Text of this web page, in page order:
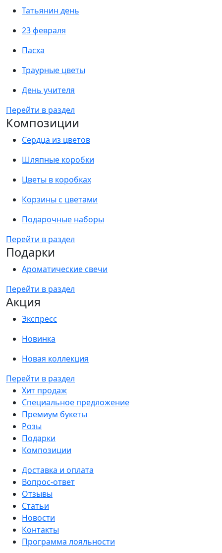
Татьянин день
23 февраля
Пасха
Траурные цветы
День учителя
Перейти в раздел
Композиции
Сердца из цветов
Шляпные коробки
Цветы в коробках
Корзины с цветами
Подарочные наборы
Перейти в раздел
Подарки
Ароматические свечи
Перейти в раздел
Акция
Экспресс
Новинка
Новая коллекция
Перейти в раздел
Хит продаж
Специальное предложение
Премиум букеты
Розы
Подарки
Композиции
Доставка и оплата
Вопрос-ответ
Отзывы
Статьи
Новости
Контакты
Программа лояльности